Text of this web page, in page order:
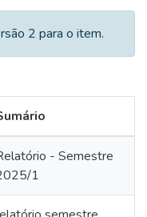
2 para o item.
- Semestre
1